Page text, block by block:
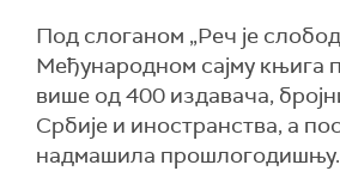
Под слоганом „Реч је
Међународном сајму књига
више од 400 издавача,
Србије и иностранства, а
надмашила прошлогодишњу.